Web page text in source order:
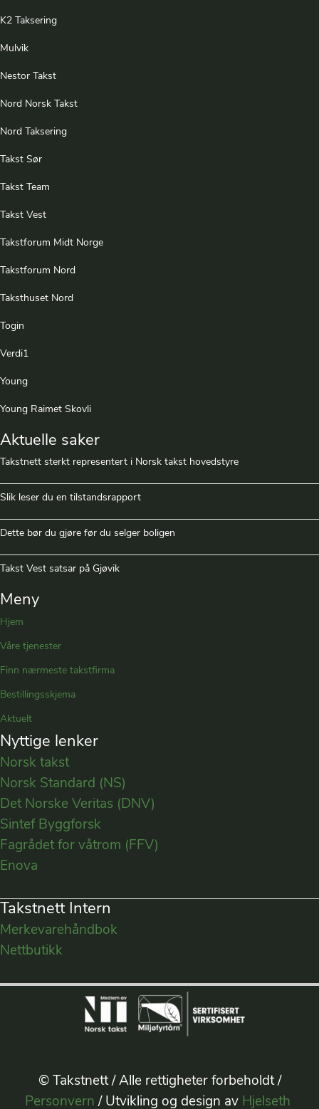
K2 Taksering
Mulvik
Nestor Takst
Nord Norsk Takst
Nord Taksering
Takst Sør
Takst Team
Takst Vest
Takstforum Midt Norge
Takstforum Nord
Taksthuset Nord
Togin
Verdi1
Young
Young Raimet Skovli
Aktuelle saker
Takstnett sterkt representert i Norsk takst hovedstyre
Slik leser du en tilstandsrapport
Dette bør du gjøre før du selger boligen
Takst Vest satsar på Gjøvik
Meny
Hjem
Våre tjenester
Finn nærmeste takstfirma
Bestillingsskjema
Aktuelt
Nyttige lenker
Norsk takst
Norsk Standard (NS)
Det Norske Veritas (DNV)
Sintef Byggforsk
Fagrådet for våtrom (FFV)
Enova
Takstnett Intern
Merkevarehåndbok
Nettbutikk
© Takstnett / Alle rettigheter forbeholdt /
Personvern / Utvikling og design av Hjelseth